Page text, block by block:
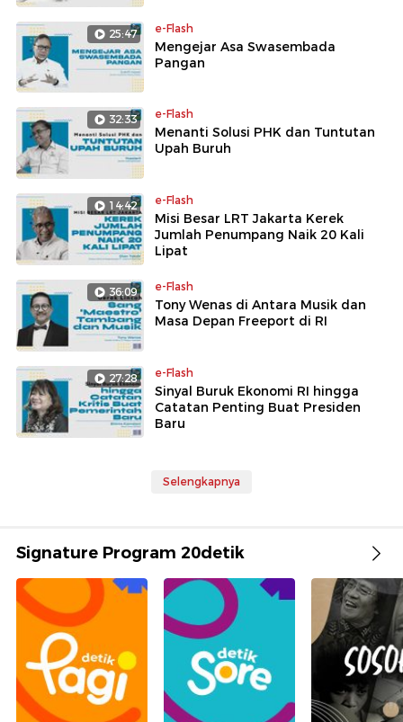
25:47 e-Flash
Mengejar Asa Swasembada
Pangan
32:33 e-Flash
Menanti Solusi PHK dan Tuntutan
Upah Buruh
14:42 e-Flash
Misi Besar LRT Jakarta Kerek
Jumlah Penumpang Naik 20 Kali
Lipat
36:09 e-Flash
Tony Wenas di Antara Musik dan
Masa Depan Freeport di RI
27:28 e-Flash
Sinyal Buruk Ekonomi RI hingga
Catatan Penting Buat Presiden
Baru
Selengkapnya
Signature Program 20detik